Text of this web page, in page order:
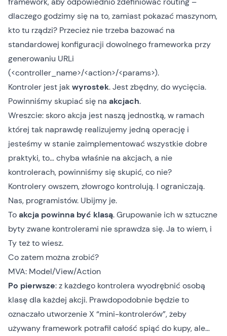
dlaczego godzimy się na to, zamiast pokazać maszynom,
kto tu rządzi? Przecież nie trzeba bazować na
standardowej konfiguracji dowolnego frameworka przy
generowaniu URLi
(<controller_name>/<action>/<params>).
Kontroler jest jakwyrostek. Jest zbędny, do wycięcia.
Powinniśmy skupiać się na akcjach.
Wreszcie: skoro akcja jest naszą jednostką, w ramach
której tak naprawdę realizujemy jedną operację i
jesteśmy w stanie zaimplementować wszystkie dobre
praktyki, to… chyba właśnie na akcjach, a nie
kontrolerach, powinniśmy się skupić, co nie?
Kontrolery owszem, złowrogo kontrolują. I ograniczają.
Nas, programistów. Ubijmy je.
Toakcja powinna być klasą. Grupowanie ich w sztuczne
byty zwane kontrolerami nie sprawdza się. Ja to wiem, i
Ty też to wiesz.
Co zatem można zrobić?
MVA: Model/View/Action
Po pierwsze: z każdego kontrolera wyodrębnić osobą
klasę dla każdej akcji. Prawdopodobnie będzie to
oznaczało utworzenie X “mini-kontrolerów”, żeby
używany framework potrafił całość spiąć do kupy, ale…